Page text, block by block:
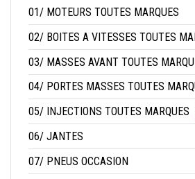
01/ MOTEURS TOUTES MARQUES
02/ BOITES A VITESSES TOUTES
03/ MASSES AVANT TOUTES
04/ PORTES MASSES TOUTES
05/ INJECTIONS TOUTES MARQUES
06/ JANTES
07/ PNEUS OCCASION